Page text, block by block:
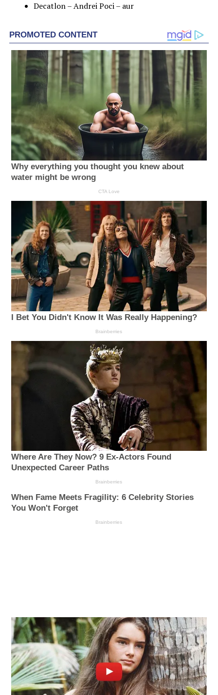
Decatlon – Andrei Poci – aur